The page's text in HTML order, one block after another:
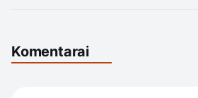
Komentarai